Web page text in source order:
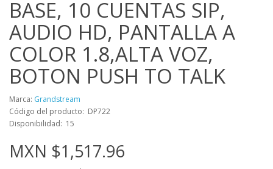
BASE, 10 CUENTAS SIP,
AUDIO HD, PANTALLA A
COLOR 1.8,ALTA VOZ,
BOTON PUSH TO TALK
Marca: Grandstream
Código del producto: DP722
Disponibilidad: 15
MXN $1,517.96